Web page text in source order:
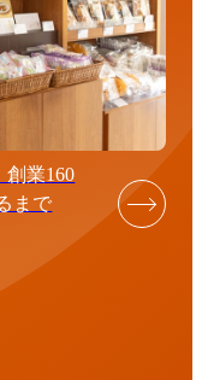
創業160
まで